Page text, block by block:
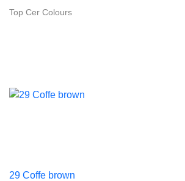
Top Cer Colours
29 Coffe brown